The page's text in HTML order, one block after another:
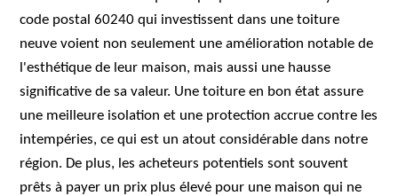
code postal 60240 qui investissent dans une toiture
neuve voient non seulement une amélioration notable de
l'esthétique de leur maison, mais aussi une hausse
significative de sa valeur. Une toiture en bon état assure
une meilleure isolation et une protection accrue contre les
intempéries, ce qui est un atout considérable dans notre
région. De plus, les acheteurs potentiels sont souvent
prêts à payer un prix plus élevé pour une maison qui ne